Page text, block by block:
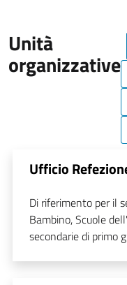
Unità
organizzative
Ufficio
Di riferimento per il
Bambino, Scuole
secondarie di primo